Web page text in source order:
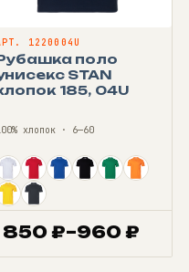
1220004U
поло
STAN
185, 04U
хлопок · 6—60
850 ₽–960 ₽
Диапазон
цен: